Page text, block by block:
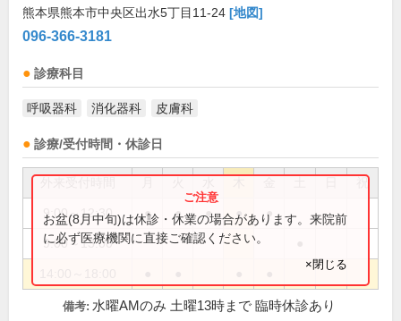
熊本県熊本市中央区出水5丁目11-24 [地図]
096-366-3181
診療科目
呼吸器科 消化器科 皮膚科
診療/受付時間・休診日
祝
9:00～12:30 ● ● ● ● ●
9:00～13:00
お盆(8月中旬)は休診・休業の場合があります。来院前
に必ず医療機関に直接ご確認ください。
×閉じる
備考: 水曜AMのみ 土曜13時まで 臨時休診あり